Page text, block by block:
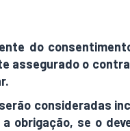
do
assegurado o
consideradas
obrigação, se o